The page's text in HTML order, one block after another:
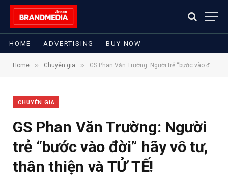
HOME ADVERTISING BUY NOW
Home » Chuyên gia » GS Phan Văn Trường: Người trẻ “bước vào đời” hãy vô tư, thân thiện và TỬ TẾ!
CHUYÊN GIA
GS Phan Văn Trường: Người
trẻ “bước vào đời” hãy vô tư,
thân thiện và TỬ TẾ!